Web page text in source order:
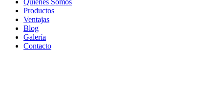
Quiénes Somos
Productos
Ventajas
Blog
Galería
Contacto